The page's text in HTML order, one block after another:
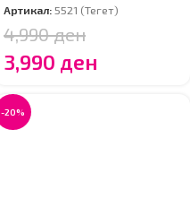
Артикал:5521 (Тегет)
4,990ден
3,990 ден
-20%